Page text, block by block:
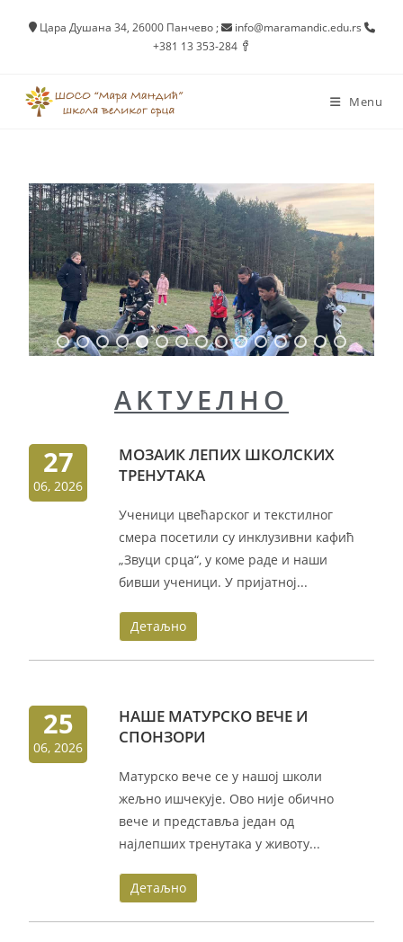
Цара Душана 34, 26000 Панчево;
info@maramandic.edu.rs
+381 13 353-284
Menu
AKTУEЛНО
27
06, 2026
МОЗАИК ЛЕПИХ ШКОЛСКИХ
ТРЕНУТАКА
Ученици цвећарског и текстилног
смера посетили су инклузивни кафић
„Звуци срца“, у коме раде и наши
бивши ученици. У пријатној...
Детаљно
25
06, 2026
НАШЕ МАТУРСКО ВЕЧЕ И
СПОНЗОРИ
Матурско вече се у нашој школи
жељно ишчекује. Ово није обично
вече и представља један од
најлепших тренутака у животу...
Детаљно